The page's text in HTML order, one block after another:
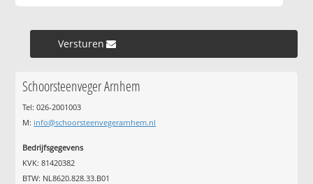
Versturen »
Schoorsteenveger Arnhem
Tel: 026-2001003
M: info@schoorsteenvegerarnhem.nl
Bedrijfsgegevens
KVK: 81420382
BTW: NL8620.828.33.B01